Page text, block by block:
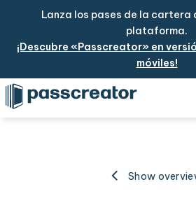
Lanza los pases de la cartera
plataforma.
¡Descubre «Passcreator» en
móviles!
Show